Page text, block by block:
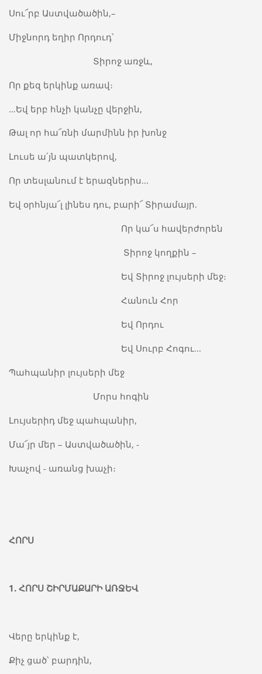
Սու՜րբ Աստվածածին,–
Միջնորդ եղիր Որդուդ՝
Տիրոջ առջև,
Որ քեզ երկինք առավ։
…Եվ երբ հնչի կանչը վերջին,
Թալ որ հա՜ռնի մարմինն իր խոնջ
Լուսե ա՛յն պատկերով,
Որ տեսլանում է երազներիս...
Եվ օրհնյա՜լ լինես դու, բարի՜ Տիրամայր.
Որ կա՜ս հավերժորեն
Տիրոջ կողքին –
Եվ Տիրոջ լույսերի մեջ։
Հանուն Հոր
Եվ Որդու
Եվ Սուրբ Հոգու...
Պահպանիր լույսերի մեջ
Մորս հոգին
Լույսերիդ մեջ պահպանիր,
Մա՜յր մեր – Աստվածածին, -
Խաչով - առանց խաչի։
ՀՈՐՍ
1. ՀՈՐՍ ՇԻՐՄԱՔԱՐԻ ԱՌՋԵՎ
Վերը երկինք է,
Քիչ ցած՝ բարդին,